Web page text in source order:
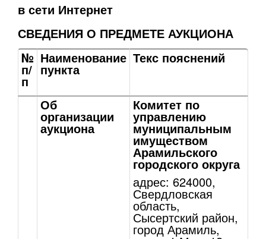
в сети Интернет
СВЕДЕНИЯ О ПРЕДМЕТЕ АУКЦИОНА
№
п/
п
Наименование
пункта
Текс пояснений
Об
организации
аукциона
Комитет по
управлению
муниципальным
имуществом
Арамильского
городского округа
адрес: 624000,
Свердловская
область,
Сысертский район,
город Арамиль,